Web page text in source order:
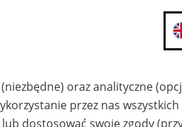
terminie
oraz analityczne
przez nas
dostosować swoje zgody